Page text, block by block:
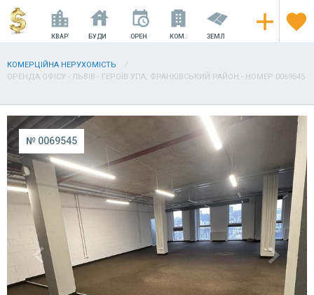
КВАРТИРИ БУДИНКИ ОРЕНДА КОМ.НЕРУХОМІСТЬ
ЗЕМЛЯ
КОМЕРЦІЙНА НЕРУХОМІСТЬ
ОРЕНДА ОФІСУ - ЛЬВІВ - ГЕРОЇВ УПА, ФРАНКІВСЬКИЙ РАЙОН - НОМЕР 0069545
№ 0069545